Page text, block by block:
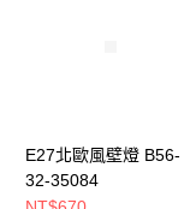
E27北歐風壁燈 B56-
32-35084